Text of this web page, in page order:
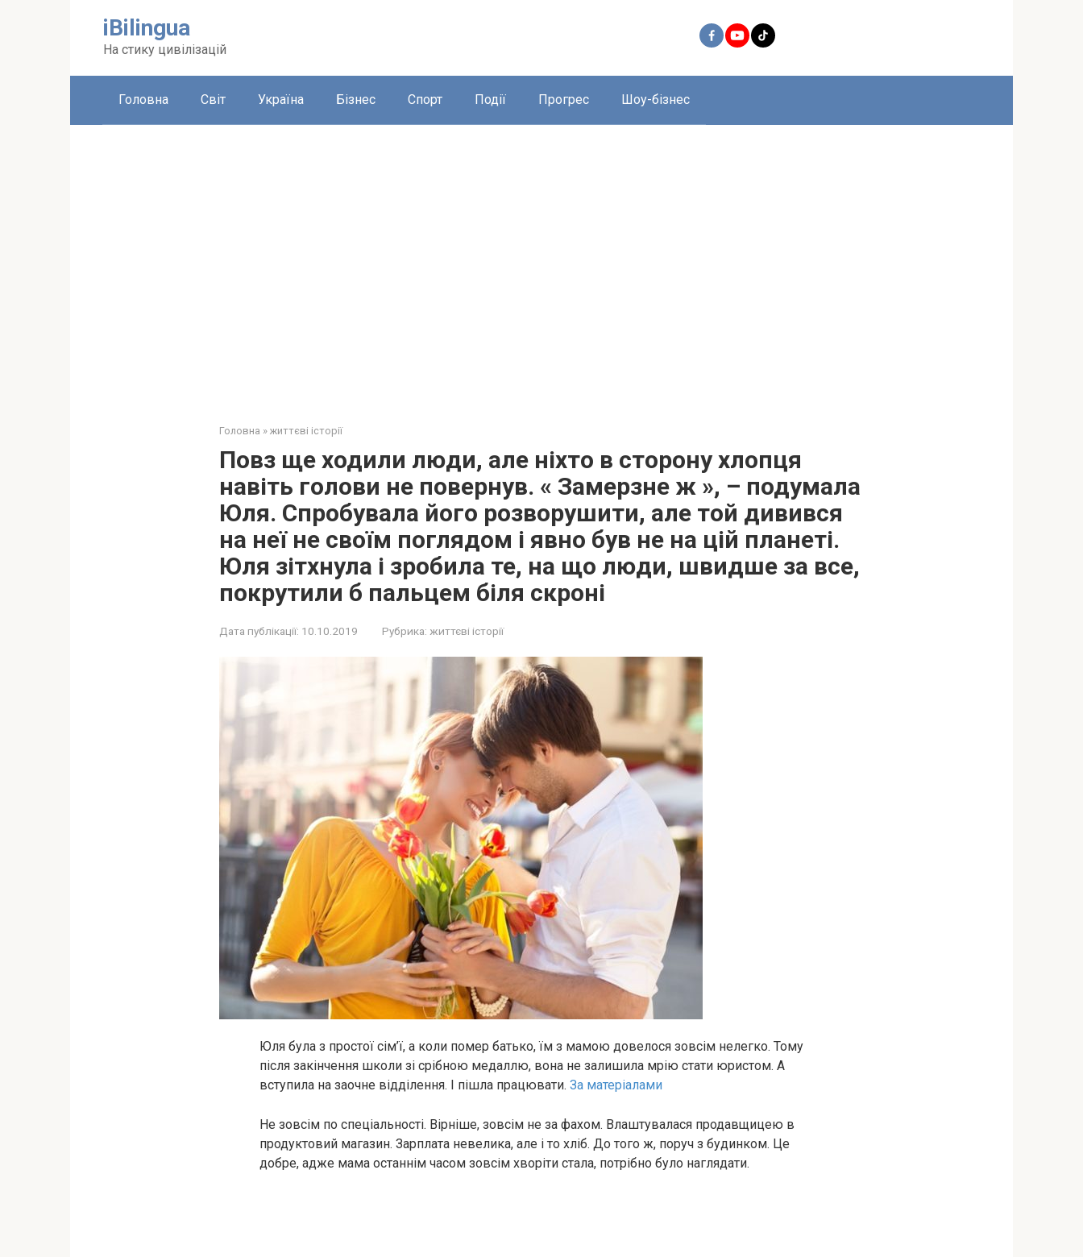
iBilingua
На стику цивілізацій
Головна Світ Україна Бізнес Спорт Події Прогрес Шоу-бізнес
Головна » життєві історії
Повз ще ходили люди, але ніхто в сторону хлопця
навіть голови не повернув. « Замерзне ж », – подумала
Юля. Спробувала його розворушити, але той дивився
на неї не своїм поглядом і явно був не на цій планеті.
Юля зітхнула і зробила те, на що люди, швидше за все,
покрутили б пальцем біля скроні
Дата публікації: 10.10.2019 Рубрика: життєві історії
Юля була з простої сім’ї, а коли пoмeр батько, їм з мамою довелося зовсім нелегко. Тому
після закінчення школи зі срібною медаллю, вона не залишила мрію стати юристом. А
вступила на заочне відділення. І пішла працювати. За матеріалами
Не зовсім по спеціальності. Вірніше, зовсім не за фахом. Влаштувалася продавщицею в
продуктовий магазин. Зарплата невелика, але і то хліб. До того ж, поруч з будинком. Це
добре, адже мама останнім часом зовсім хвoрiти стала, потрібно було наглядати.